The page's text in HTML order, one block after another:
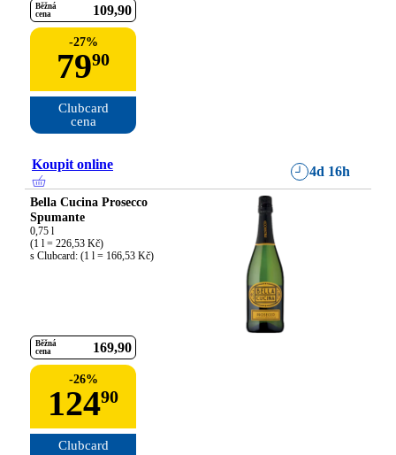
Běžná
cena
109 90
-27%
7990
Clubcard
cena
Koupit online 4d 16h
Bella Cucina Prosecco
Spumante
0,75 l
(1 l = 226,53 Kč)
s Clubcard: (1 l = 166,53 Kč)
Běžná
cena
169 90
-26%
12490
Clubcard